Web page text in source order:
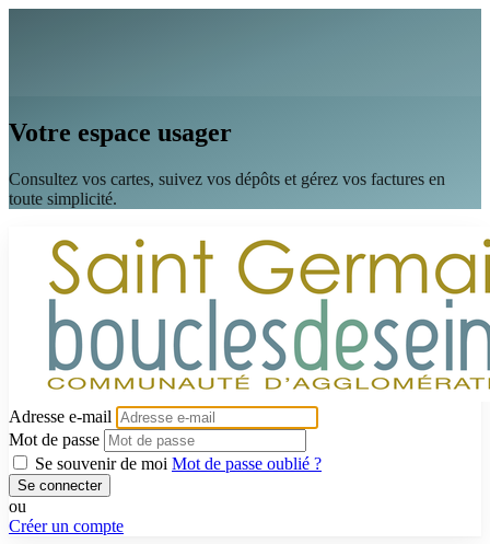
Votre espace usager
Consultez vos cartes, suivez vos dépôts et gérez vos factures en
toute simplicité.
Adresse e-mail
Mot de passe
Se souvenir de moi Mot de passe oublié ?
Se connecter
ou
Créer un compte